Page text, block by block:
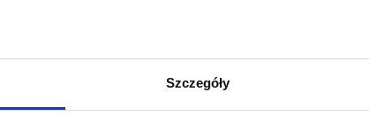
Szczegóły